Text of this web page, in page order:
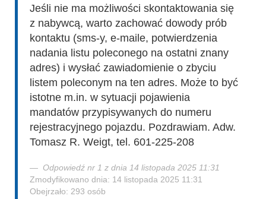
Jeśli nie ma możliwości skontaktowania się
z nabywcą, warto zachować dowody prób
kontaktu (sms-y, e-maile, potwierdzenia
nadania listu poleconego na ostatni znany
adres) i wysłać zawiadomienie o zbyciu
listem poleconym na ten adres. Może to być
istotne m.in. w sytuacji pojawienia
mandatów przypisywanych do numeru
rejestracyjnego pojazdu. Pozdrawiam. Adw.
Tomasz R. Weigt, tel. 601-225-208
Odpowiedź nr 1 z dnia 14 listopada 2025 11:31
Zmodyfikowano dnia: 14 listopada 2025 11:31
Obejrzało: 293 osób